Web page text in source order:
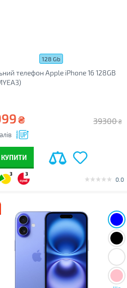
128 Gb
телефон Apple iPhone 16 128GB
₴ 39300 ₴
КУПИТИ
3 3
0.0